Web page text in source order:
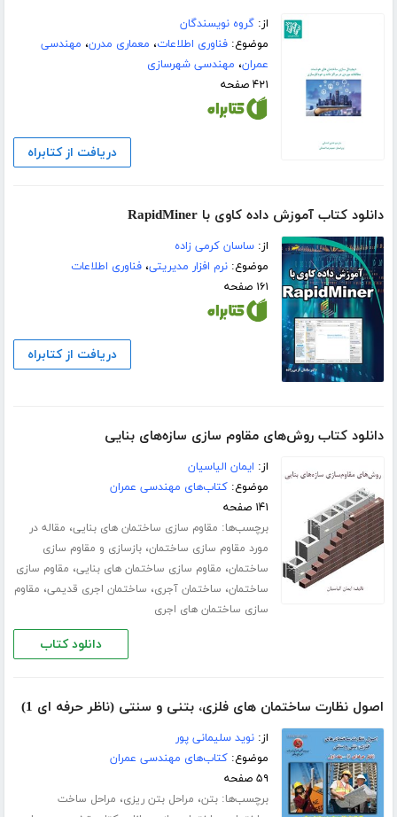
از:گروه نویسندگان
موضوع:فناوری اطلاعات، معماری مدرن، مهندسی
عمران، مهندسی شهرسازی
۴۲۱ صفحه
دریافت از کتابراه
دانلود کتاب آموزش داده کاوی با RapidMiner
از:ساسان کرمی زاده
موضوع:نرم افزار مدیریتی،فناوری اطلاعات
۱۶۱ صفحه
دریافت از کتابراه
دانلود کتاب روش‌های مقاوم سازی سازه‌های بنایی
از: ایمان الیاسیان
موضوع:کتاب‌های مهندسی عمران
۱۴۱ صفحه
برچسب‌ها: مقاوم سازی ساختمان های بنایی، مقاله در
مورد مقاوم سازی ساختمان،بازسازی و مقاوم سازی
ساختمان، مقاوم سازی ساختمان های بنایی، مقاوم سازی
ساختمان، ساختمان آجری، ساختمان اجری قدیمی، مقاوم
سازی ساختمان های اجری
دانلود کتاب
اصول نظارت ساختمان های فلزی، بتنی و سنتی (ناظر حرفه ای 1)
از:نوید سلیمانی پور
موضوع:کتاب‌های مهندسی عمران
۵۹ صفحه
برچسب‌ها:بتن، مراحل بتن ریزی، مراحل ساخت